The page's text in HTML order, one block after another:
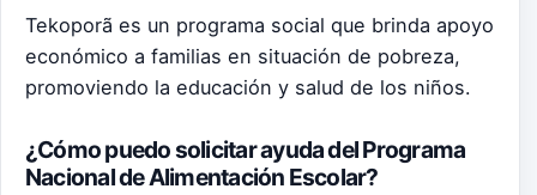
Tekoporã es un programa social que brinda apoyo
económico a familias en situación de pobreza,
promoviendo la educación y salud de los niños.
¿Cómo puedo solicitar ayuda del Programa
Nacional de Alimentación Escolar?